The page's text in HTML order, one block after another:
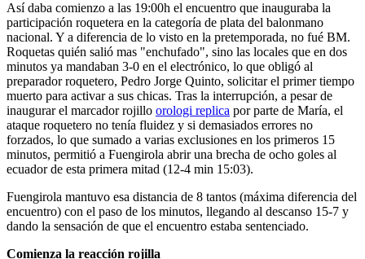
Así daba comienzo a las 19:00h el encuentro que inauguraba la
participación roquetera en la categoría de plata del balonmano
nacional. Y a diferencia de lo visto en la pretemporada, no fué BM.
Roquetas quién salió mas "enchufado", sino las locales que en dos
minutos ya mandaban 3-0 en el electrónico, lo que obligó al
preparador roquetero, Pedro Jorge Quinto, solicitar el primer tiempo
muerto para activar a sus chicas. Tras la interrupción, a pesar de
inaugurar el marcador rojillo orologi replica por parte de María, el
ataque roquetero no tenía fluidez y si demasiados errores no
forzados, lo que sumado a varias exclusiones en los primeros 15
minutos, permitió a Fuengirola abrir una brecha de ocho goles al
ecuador de esta primera mitad (12-4 min 15:03).
Fuengirola mantuvo esa distancia de 8 tantos (máxima diferencia del
encuentro) con el paso de los minutos, llegando al descanso 15-7 y
dando la sensación de que el encuentro estaba sentenciado.
Comienza la reacción rojilla